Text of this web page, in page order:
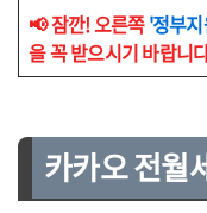
📢 잠깐! 오른쪽'정부
을 꼭 받으시기 바랍니
카카오 전월